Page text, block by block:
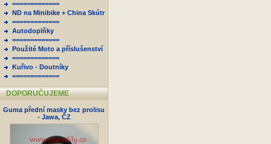
=============
ND na Minibike + China Skútr
=============
Autodoplňky
=============
Použité Moto a příslušenství
=============
Kuřivo - Doutníky
=============
DOPORUČUJEME
Guma přední masky bez prolisu
- Jawa, ČZ